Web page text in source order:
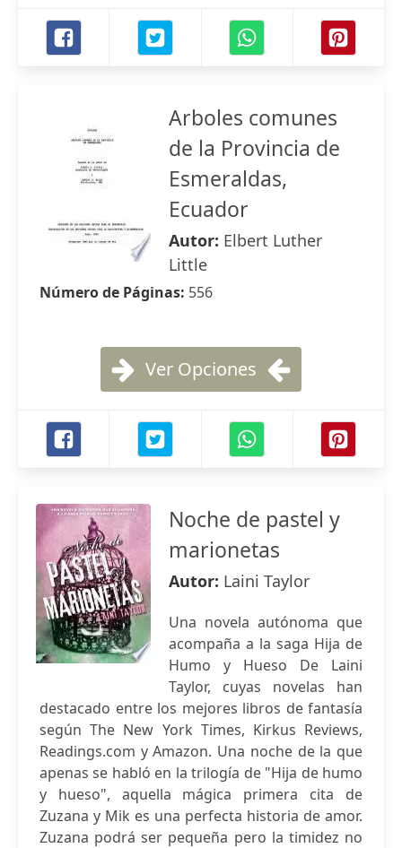
Arboles comunes
de la Provincia de
Esmeraldas,
Ecuador
Autor: Elbert Luther
Little
Número de Páginas: 556
Ver Opciones
Noche de pastel y
marionetas
Autor: Laini Taylor
Una novela autónoma que
acompaña a la saga Hija de
Humo y Hueso De Laini
Taylor, cuyas novelas han
destacado entre los mejores libros de fantasía
según The New York Times, Kirkus Reviews,
Readings.com y Amazon. Una noche de la que
apenas se habló en la trilogía de "Hija de humo
y hueso", aquella mágica primera cita de
Zuzana y Mik es una perfecta historia de amor.
Zuzana podrá ser pequeña pero la timidez no